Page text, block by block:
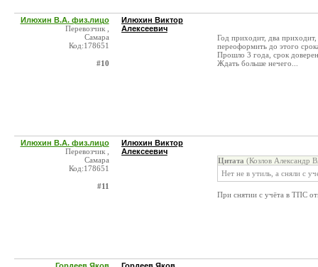
Илюхин В.А. физ.лицо
Перевозчик ,
Самара
Код:178651
#10
Илюхин Виктор
Алексеевич
Год приходит, два
переоформить до этого
Прошло 3 года, срок
Ждать больше нечего...
Илюхин В.А. физ.лицо
Перевозчик ,
Самара
Код:178651
#11
Илюхин Виктор
Алексеевич
Цитата (Козлов Александр
Нет не в утиль, а сняли с
При снятии с учёта в ТПС